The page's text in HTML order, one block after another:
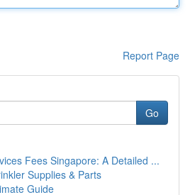
Report Page
Go
Fees Singapore: A Detailed ...
Supplies & Parts
Guide